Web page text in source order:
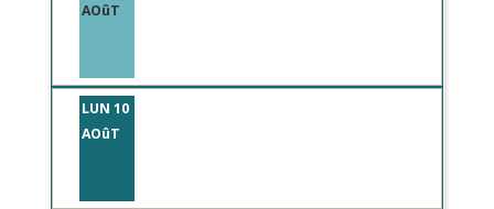
AOûT
LUN 10
AOûT